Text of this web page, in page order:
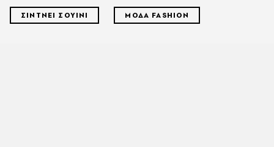
ΣΙΝΤΝΕΙ ΣΟΥΙΝΙ ΜΟΔΑ FASHION